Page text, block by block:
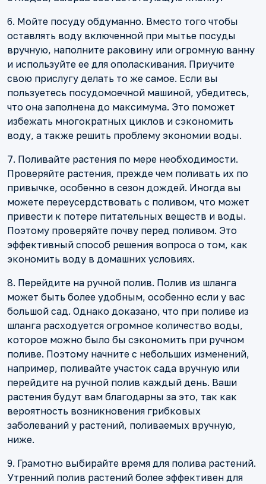
6. Мойте посуду обдуманно. Вместо того чтобы
оставлять воду включенной при мытье посуды
вручную, наполните раковину или огромную ванну
и используйте ее для ополаскивания. Приучите
свою прислугу делать то же самое. Если вы
пользуетесь посудомоечной машиной, убедитесь,
что она заполнена до максимума. Это поможет
избежать многократных циклов и сэкономить
воду, а также решить проблему экономии воды.
7. Поливайте растения по мере необходимости.
Проверяйте растения, прежде чем поливать их по
привычке, особенно в сезон дождей. Иногда вы
можете переусердствовать с поливом, что может
привести к потере питательных веществ и воды.
Поэтому проверяйте почву перед поливом. Это
эффективный способ решения вопроса о том, как
экономить воду в домашних условиях.
8. Перейдите на ручной полив. Полив из шланга
может быть более удобным, особенно если у вас
большой сад. Однако доказано, что при поливе из
шланга расходуется огромное количество воды,
которое можно было бы сэкономить при ручном
поливе. Поэтому начните с небольших изменений,
например, поливайте участок сада вручную или
перейдите на ручной полив каждый день. Ваши
растения будут вам благодарны за это, так как
вероятность возникновения грибковых
заболеваний у растений, поливаемых вручную,
ниже.
9. Грамотно выбирайте время для полива растений.
Утренний полив растений более эффективен для